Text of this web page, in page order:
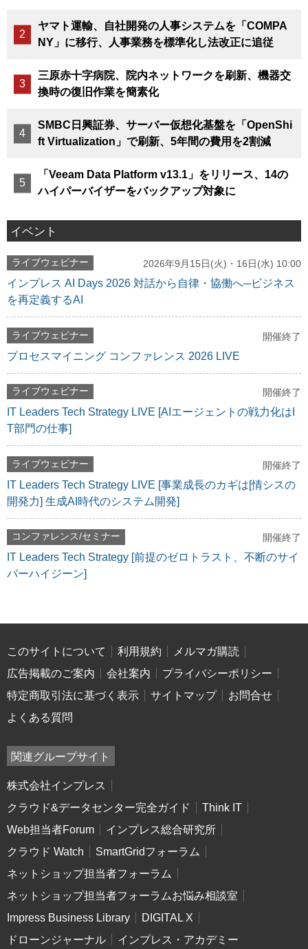
ヤマト運輸、自社開発の人事システムを「COMPA
NY」に移行、人事業務を標準化し法改正に追従
三原赤十字病院、院内ネットワークを刷新、機器交
換時の復旧作業を簡素化
SMBC日興証券、サーバー仮想化基盤を「OpenShi
ft Virtualization」で刷新、5年間の費用を2割減
「Veeam Data Platform v13.1」をリリース、14の
ハイパーバイザーをバックアップ対象に
イベント
ライブウェビナー 2026年9月15日(火)・16日(水) 10:00
インプレス AI Days 2026 対話から自律・協働へ─ビジネス
を再定義するAI
ライブウェビナー 開催終了
プロセスマイニング コンファレンス 2026 LIVE
ライブウェビナー 開催終了
IT Leaders Tech Strategy LIVE [AIエージェントの戦力化はI
T部門の仕事]
ライブウェビナー 開催終了
IT Leaders Tech Strategy LIVE [事業成長のカギは[情シスの
開発力] 生成AI時代のシステム開発]
コンファレンス/セミナー 開催終了
IT Leaders Tech Strategy [前提のゼロトラスト、不断のサイ
バーハイジーン]
このサイトについて 利用規約
メルマガ購読
広告掲載のご案内
会社案内
プライバシーポリシー
特定商取引法に基づく表示
サイトマップ
お問合せ
よくある質問
関連グループサイト
株式会社インプレス
クラウド&データセンター完全ガイド
Think IT
Web担当者Forum
インプレス総合研究所
クラウド Watch
SmartGridフォーラム
ネットショップ担当者フォーラム
ネットショップ担当者フォーラムお悩み相談室
Impress Business Library
DIGITAL X
ドローンジャーナル
インプレス・アカデミー